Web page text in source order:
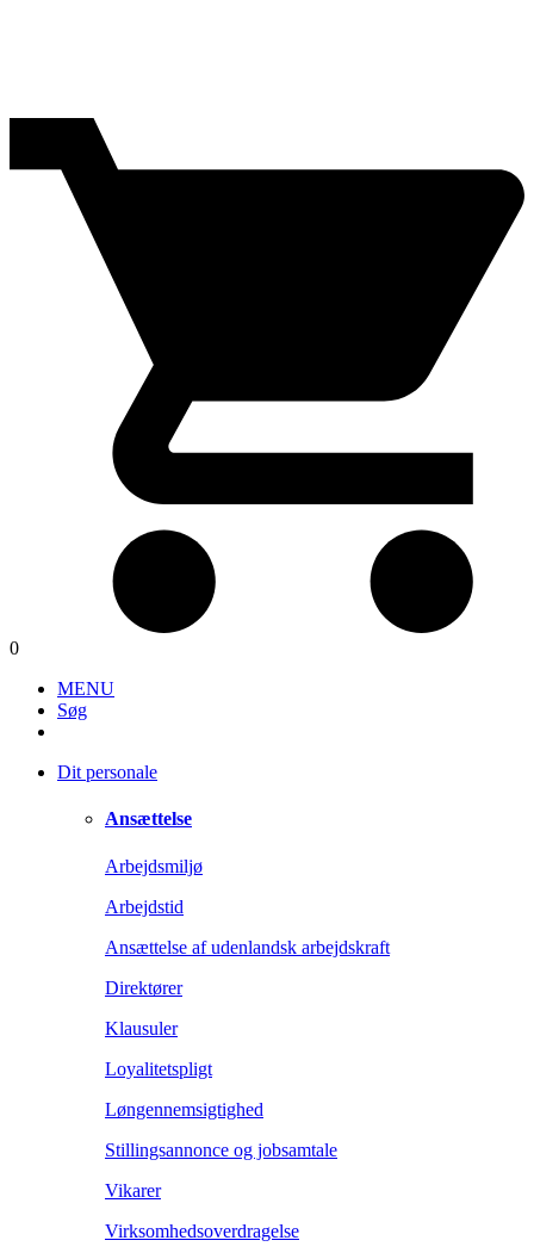
0
MENU
Søg
Dit personale
Ansættelse
Arbejdsmiljø
Arbejdstid
Ansættelse af udenlandsk arbejdskraft
Direktører
Klausuler
Loyalitetspligt
Løngennemsigtighed
Stillingsannonce og jobsamtale
Vikarer
Virksomhedsoverdragelse